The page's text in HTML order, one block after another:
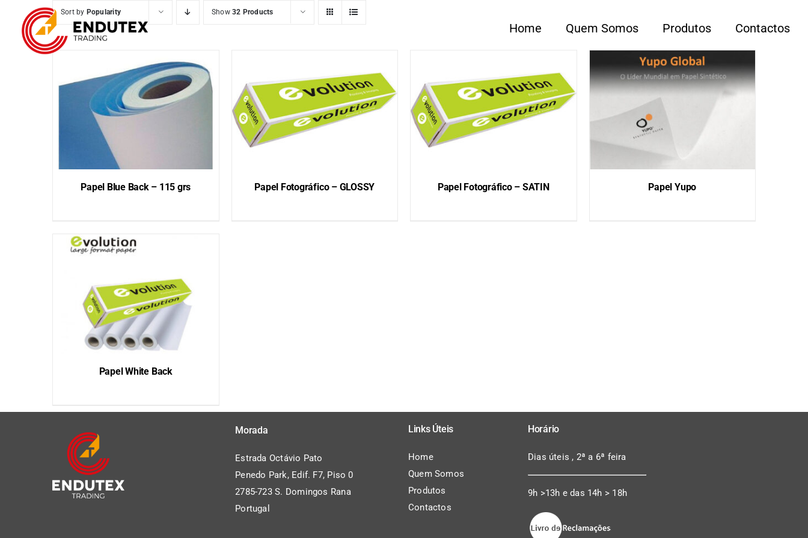
content
Home Quem Somos Produtos Contactos
Sort by Popularity Show32 Products
Papel Blue Back – 115 grs Papel Fotográfico – GLOSSY Papel Fotográfico – SATIN Papel Yupo
Papel White Back
Morada
Estrada Octávio Pato
Penedo Park, Edif. F7, Piso 0
2785-723 S. Domingos Rana
Portugal
Links Úteis
Home
Quem Somos
Produtos
Contactos
Horário
Dias úteis , 2ª a 6ª feira
9h >13h e das 14h > 18h